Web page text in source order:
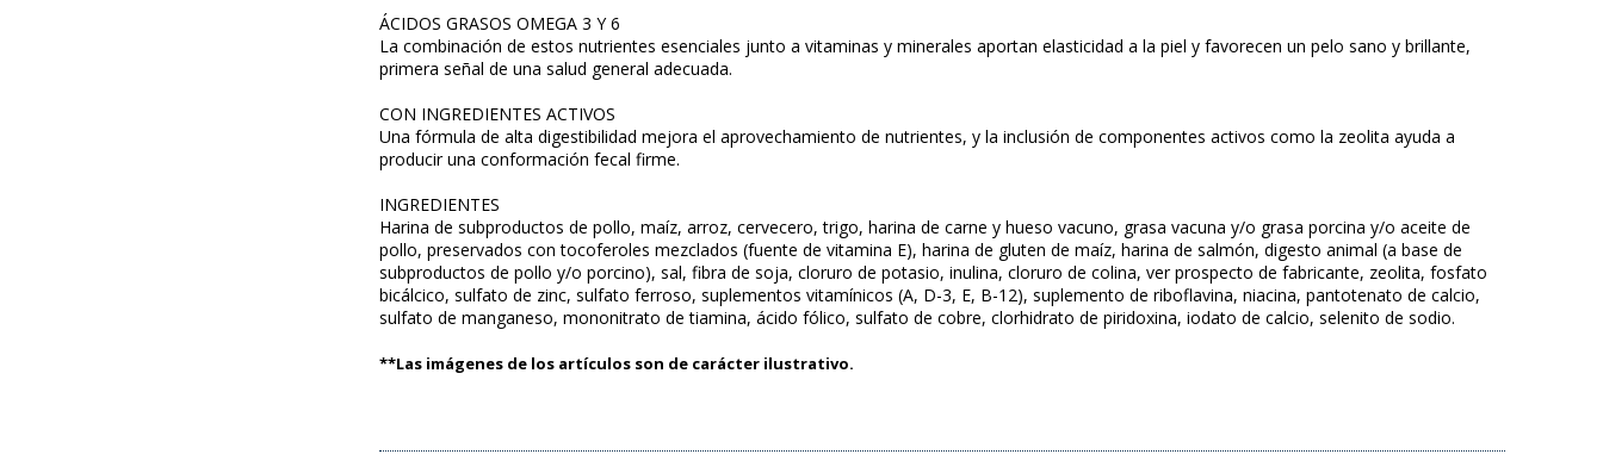
ÁCIDOS GRASOS OMEGA 3 Y 6
La combinación de estos nutrientes esenciales junto a vitaminas y minerales aportan elasticidad a la piel y favorecen un pelo sano y brillante,
primera señal de una salud general adecuada.
CON INGREDIENTES ACTIVOS
Una fórmula de alta digestibilidad mejora el aprovechamiento de nutrientes, y la inclusión de componentes activos como la zeolita ayuda a
producir una conformación fecal firme.
INGREDIENTES
Harina de subproductos de pollo, maíz, arroz, cervecero, trigo, harina de carne y hueso vacuno, grasa vacuna y/o grasa porcina y/o aceite de
pollo, preservados con tocoferoles mezclados (fuente de vitamina E), harina de gluten de maíz, harina de salmón, digesto animal (a base de
subproductos de pollo y/o porcino), sal, fibra de soja, cloruro de potasio, inulina, cloruro de colina, ver prospecto de fabricante, zeolita, fosfato
bicálcico, sulfato de zinc, sulfato ferroso, suplementos vitamínicos (A, D-3, E, B-12), suplemento de riboflavina, niacina, pantotenato de calcio,
sulfato de manganeso, mononitrato de tiamina, ácido fólico, sulfato de cobre, clorhidrato de piridoxina, iodato de calcio, selenito de sodio.
**Las imágenes de los artículos son de carácter ilustrativo.